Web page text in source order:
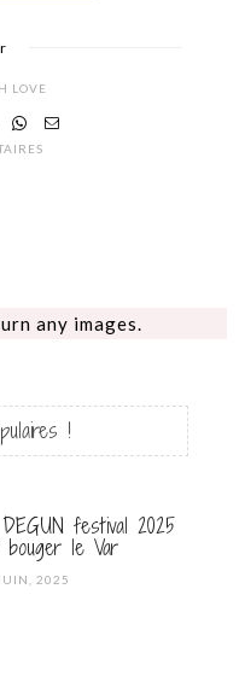
LOVE
any images.
!
festival 2025
le Var
2025